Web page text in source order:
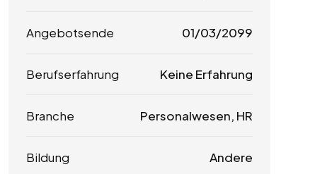
Angebotsende 01/03/2099
Berufserfahrung Keine Erfahrung
Branche Personalwesen, HR
Bildung Andere